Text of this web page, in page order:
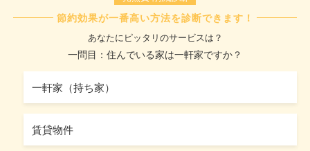
節約効果が一番高い方法を診断できます！
あなたにピッタリのサービスは？
一問目：住んでいる家は一軒家ですか？
一軒家（持ち家）
賃貸物件